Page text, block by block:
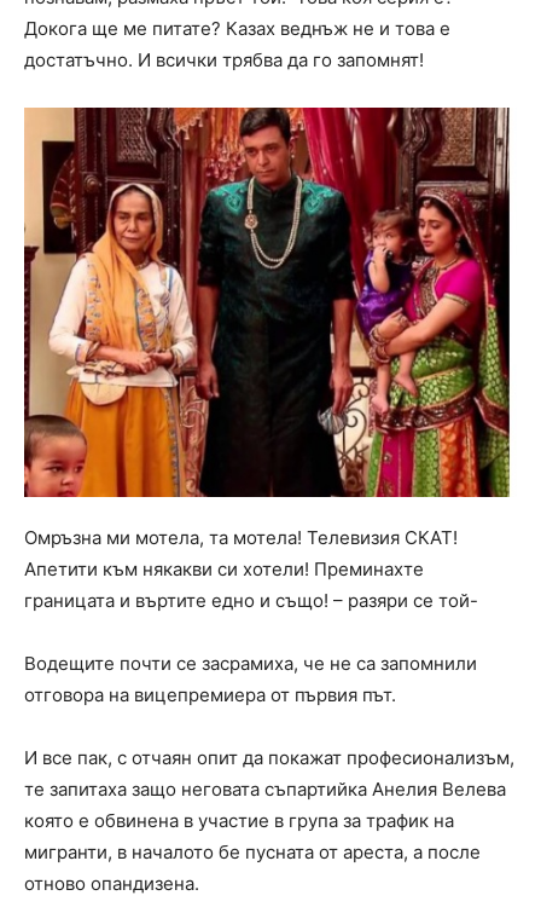
Докога ще ме питате? Казах веднъж не и това е
достатъчно. И всички трябва да го запомнят!
Омръзна ми мотела, та мотела! Телевизия СКАТ!
Апетити към някакви си хотели! Преминахте
границата и въртите едно и също! – разяри се той-
Водещите почти се засрамиха, че не са запомнили
отговора на вицепремиера от първия път.
И все пак, с отчаян опит да покажат професионализъм,
те запитаха защо неговата съпартийка Анелия Велева
която е обвинена в участие в група за трафик на
мигранти, в началото бе пусната от ареста, а после
отново опандизена.